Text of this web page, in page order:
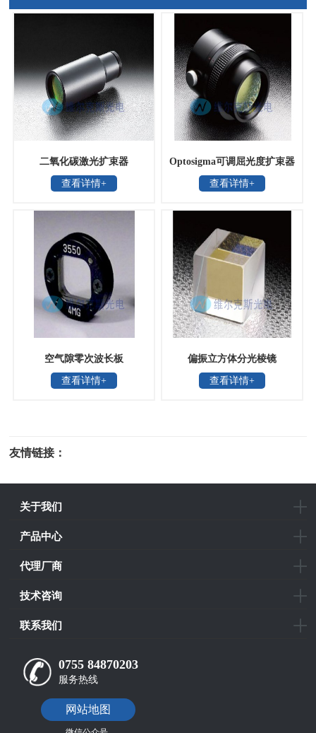
二氧化碳激光扩束器
查看详情+
Optosigma可调屈光度扩束器
查看详情+
空气隙零次波长板
查看详情+
偏振立方体分光棱镜
查看详情+
友情链接：
关于我们
产品中心
代理厂商
技术咨询
联系我们
0755 84870203
服务热线
网站地图